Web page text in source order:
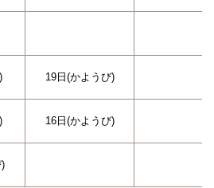
19日(かようび)
16日(かようび)